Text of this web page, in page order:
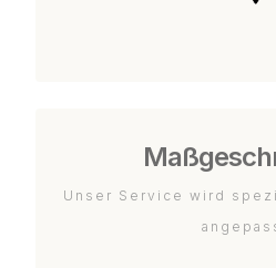
Unser Service wird